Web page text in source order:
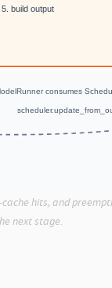
hits, and
next stage.